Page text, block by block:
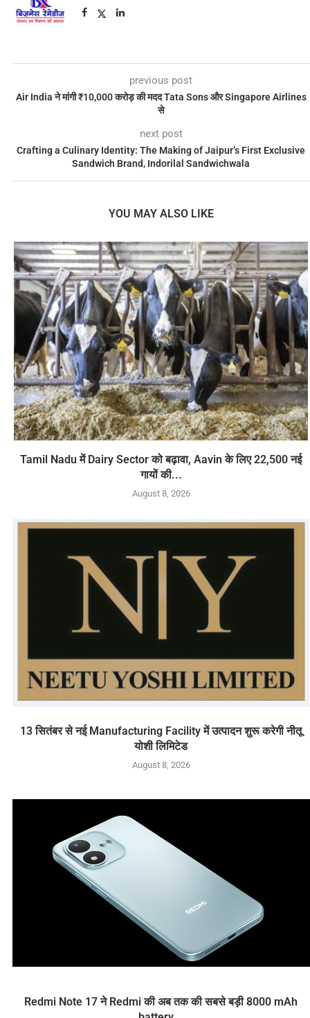
previous post
Air India ने मांगी ₹10,000 करोड़ की मदद Tata Sons और Singapore Airlines
से
next post
Crafting a Culinary Identity: The Making of Jaipur’s First Exclusive
Sandwich Brand, Indorilal Sandwichwala
YOU MAY ALSO LIKE
Tamil Nadu में Dairy Sector को बढ़ावा, Aavin के लिए 22,500 नई
गायों की...
August 8, 2026
13 सितंबर से नई Manufacturing Facility में उत्पादन शुरू करेगी नीतू
योशी लिमिटेड
August 8, 2026
Redmi Note 17 ने Redmi की अब तक की सबसे बड़ी 8000 mAh